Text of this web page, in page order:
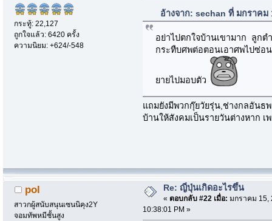
กระทู้: 22,127
ถูกใจแล้ว: 6420 ครั้ง
ความนิยม: +624/-548
อ้างจาก: sechan ที่ มกราคม
อย่าไปตกใจบ้านเขามาก ลูกต
กระทืบศพต่อตอนเอาศพไปซ่อ
ยายไปมอบตัว
แถมยังมีพวกกุ๊ยวัยรุ่น,ช่างกลอันธ
บ้านให้สังคมเป็นรายวันต่างหาก เ
pol
สาวกผู้สนับสนุนเซนนิคุง2Y
จอมทัพหมีชั้นสูง
Re: ญี่ปุ่นเกิดอะไรขึ้น
« ตอบกลับ #22 เมื่อ: มกราคม 15,
10:38:01 PM »